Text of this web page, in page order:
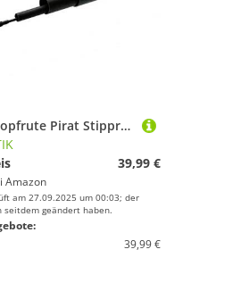
FANATIK Kopfrute Pirat Stipprute Angelrute 4m,5m,6m Faser Posenrute Stpprute Teleskoprute (4.00 m / 4-teilig)
39,99 €
Amazon
am 27.09.2025 um 00:03; der
seitdem geändert haben.
39,99 €